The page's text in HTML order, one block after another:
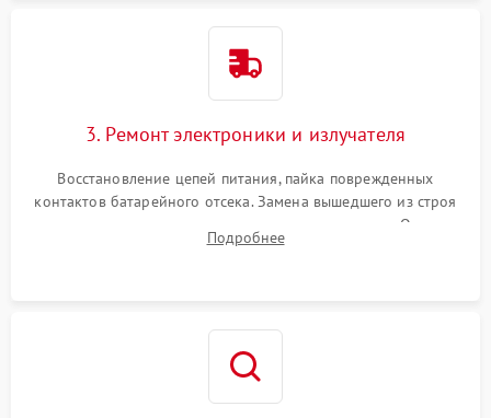
3. Ремонт электроники и излучателя
Восстановление цепей питания, пайка поврежденных
контактов батарейного отсека. Замена вышедшего из строя
светодиода или микросхемы управления яркостью. Очистка
платы от коррозии и нанесение защитного лака для
Подробнее